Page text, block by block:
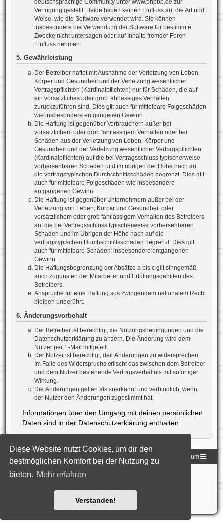
Diese Website nutzt Cookies, um dir den
bestmöglichen Komfort bei der Nutzung zu
bieten. Mehr erfahren
Verstanden!
deutschsprachige Community unter www.phpbb.de zur
Verfügung gestellt. Beide haben keinen Einfluss auf die Art und
Weise, wie die Software verwendet wird. Sie können
insbesondere die Verwendung der Software für bestimmte
Zwecke nicht untersagen oder auf Inhalte fremder Foren
Einfluss nehmen.
5. Gewährleistung
Der Betreiber haftet mit Ausnahme der Verletzung von Leben,
Körper und Gesundheit und der Verletzung wesentlicher
Vertragspflichten (Kardinalpflichten) nur für Schäden, die auf
ein vorsätzliches oder grob fahrlässiges Verhalten
zurückzuführen sind. Dies gilt auch für mittelbare Folgeschäden
wie insbesondere entgangenen Gewinn.
Die Haftung ist gegenüber Verbrauchern außer bei
vorsätzlichem oder grob fahrlässigem Verhalten oder bei
Schäden aus der Verletzung von Leben, Körper und
Gesundheit und der Verletzung wesentlicher Vertragspflichten
(Kardinalpflichten) auf die bei Vertragsschluss typischerweise
vorhersehbaren Schäden und im übrigen der Höhe nach auf
die vertragstypischen Durchschnittsschäden begrenzt. Dies gilt
auch für mittelbare Folgeschäden wie insbesondere
entgangenen Gewinn.
Die Haftung ist gegenüber Unternehmern außer bei der
Verletzung von Leben, Körper und Gesundheit oder
vorsätzlichem oder grob fahrlässigem Verhalten des Betreibers
auf die bei Vertragsschluss typischerweise vorhersehbaren
Schäden und im Übrigen der Höhe nach auf die
vertragstypischen Durchschnittsschäden begrenzt. Dies gilt
auch für mittelbare Schäden, insbesondere entgangenen
Gewinn.
Die Haftungsbegrenzung der Absätze a bis c gilt sinngemäß
auch zugunsten der Mitarbeiter und Erfüllungsgehilfen des
Betreibers.
Ansprüche für eine Haftung aus zwingendem nationalem Recht
bleiben unberührt.
6. Änderungsvorbehalt
Der Betreiber ist berechtigt, die Nutzungsbedingungen und die
Datenschutzerklärung zu ändern. Die Änderung wird dem
Nutzer per E-Mail mitgeteilt.
Der Nutzer ist berechtigt, den Änderungen zu widersprechen.
Im Falle des Widerspruchs erlischt das zwischen dem Betreiber
und dem Nutzer bestehende Vertragsverhältnis mit sofortiger
Wirkung.
Die Änderungen gelten als anerkannt und verbindlich, wenn
der Nutzer den Änderungen zugestimmt hat.
Informationen über den Umgang mit deinen persönlichen
Daten sind in der Datenschutzerklärung enthalten.
Homepage der DLG Foren-Übersicht Impressum
Powered byphpBB® Forum Software © phpBB Limited
Style: Black-Silver-Split by Joyce&LunaphpBB-Style-Design
Nutzungsbedingungen